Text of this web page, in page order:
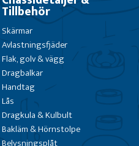
Tillbehör
Skärmar
Avlastningsfjäder
Flak, golv & vägg
Dragbalkar
Handtag
Lås
Dragkula & Kulbult
Bakläm & Hörnstolpe